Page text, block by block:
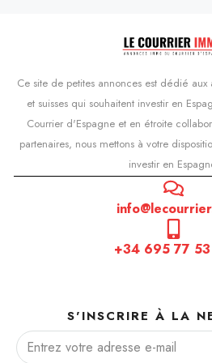
Ce site de petites annonces est dédié
et suisses qui souhaitent investir en
Courrier d'Espagne et en étroite
partenaires, nous mettons à votre
investir en
+34 695 77
S'INSCRIRE À LA